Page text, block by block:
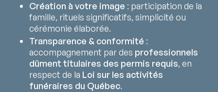
Création à votre image : participation de la
famille, rituels significatifs, simplicité ou
cérémonie élaborée.
Transparence & conformité :
accompagnement par des professionnels
dûment titulaires des permis requis, en
respect de la Loi sur les activités
funéraires du Québec.